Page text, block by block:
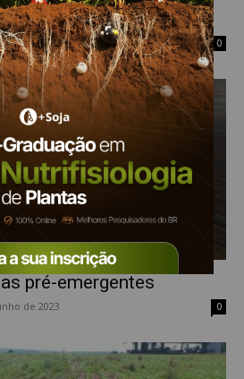
de 2024 0
pré-emergentes
de 2023 0